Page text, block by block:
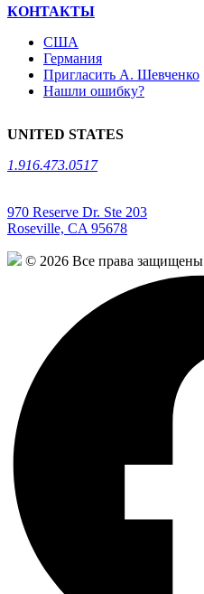
КОНТАКТЫ
США
Германия
Пригласить А. Шевченко
Нашли ошибку?
UNITED STATES
1.916.473.0517
970 Reserve Dr. Ste 203
Roseville, CA 95678
© 2026 Все права защищены